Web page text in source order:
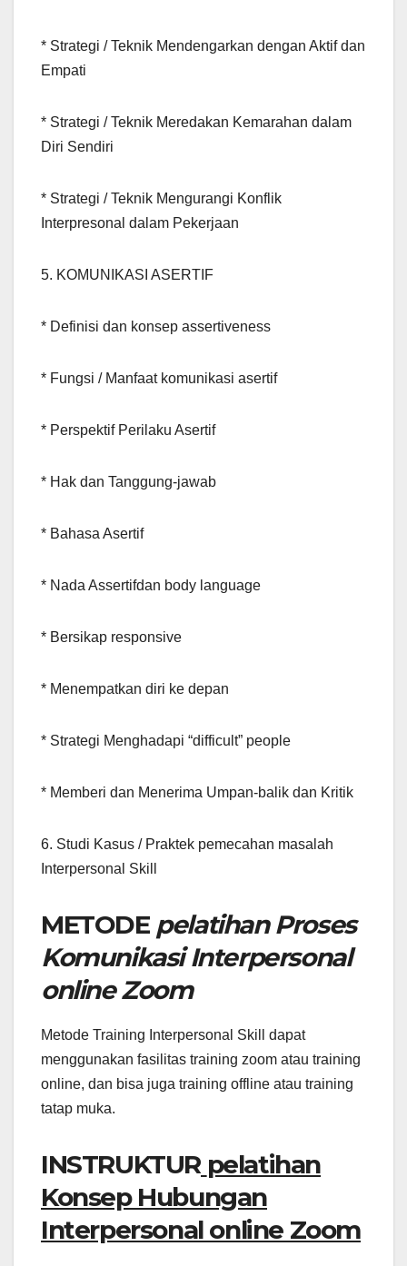
* Strategi / Teknik Mendengarkan dengan Aktif dan
Empati
* Strategi / Teknik Meredakan Kemarahan dalam
Diri Sendiri
* Strategi / Teknik Mengurangi Konflik
Interpresonal dalam Pekerjaan
5. KOMUNIKASI ASERTIF
* Definisi dan konsep assertiveness
* Fungsi / Manfaat komunikasi asertif
* Perspektif Perilaku Asertif
* Hak dan Tanggung-jawab
* Bahasa Asertif
* Nada Assertifdan body language
* Bersikap responsive
* Menempatkan diri ke depan
* Strategi Menghadapi “difficult” people
* Memberi dan Menerima Umpan-balik dan Kritik
6. Studi Kasus / Praktek pemecahan masalah
Interpersonal Skill
METODE pelatihan Proses
Komunikasi Interpersonal
online Zoom
Metode Training Interpersonal Skill dapat
menggunakan fasilitas training zoom atau training
online, dan bisa juga training offline atau training
tatap muka.
INSTRUKTUR pelatihan
Konsep Hubungan
Interpersonal online Zoom